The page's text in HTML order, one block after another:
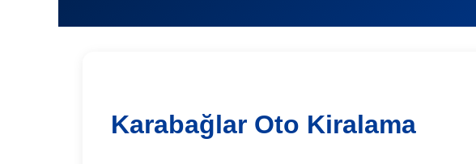
Karabağlar Oto Kiralama